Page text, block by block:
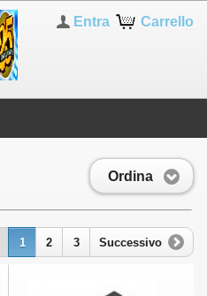
Carrello
Entra
Ordina
1 2 3 Successivo